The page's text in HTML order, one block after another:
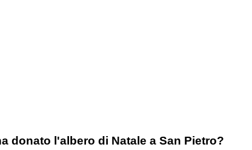
donato l'albero di Natale a San Pietro?